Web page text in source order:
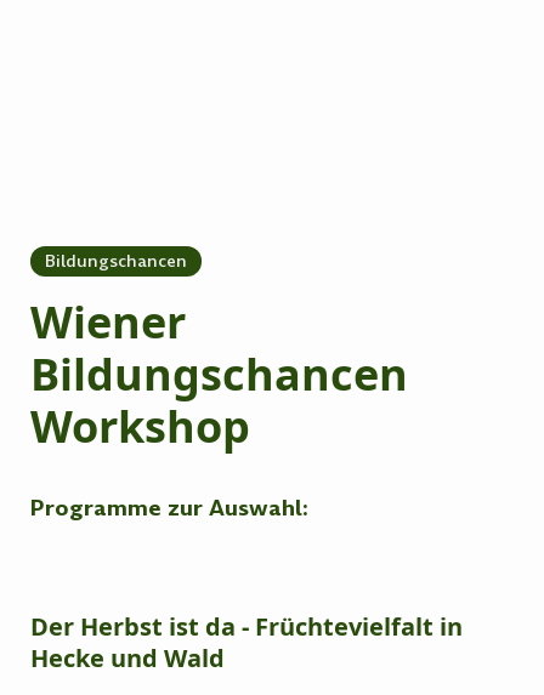
Bildungschancen
Wiener
Bildungschancen
Workshop
Programme zur Auswahl:
Der Herbst ist da - Früchtevielfalt in
Hecke und Wald